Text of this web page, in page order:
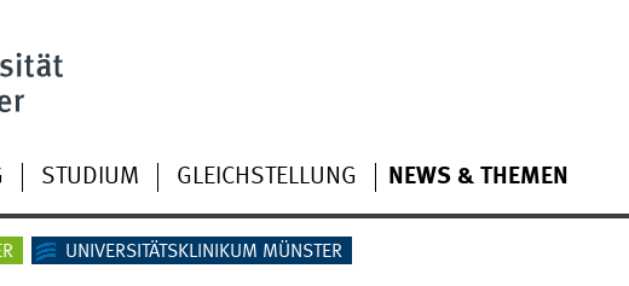
STUDIUM GLEICHSTELLUNG NEWS & THEMEN
UNIVERSITÄTSKLINIKUM MÜNSTER